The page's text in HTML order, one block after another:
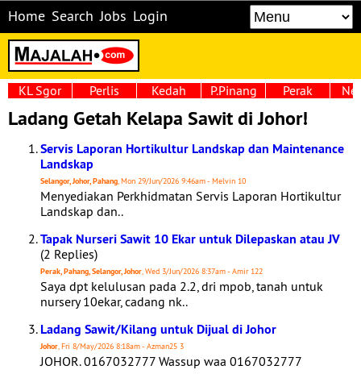
Home Search Jobs Login
KL Sgor Perlis Kedah P.Pinang Perak
Ladang Getah Kelapa Sawit di Johor!
Servis Laporan Hortikultur Landskap dan Maintenance
Landskap
Selangor, Johor, Pahang, Mon 29/Jun/2026 9:46am - Melvin 10
Menyediakan Perkhidmatan Servis Laporan Hortikultur
Landskap dan..
Tapak Nurseri Sawit 10 Ekar untuk Dilepaskan atau JV
(2 Replies)
Perak, Pahang, Selangor, Johor, Wed 3/Jun/2026 8:37am - Amir 122
Saya dpt kelulusan pada 2.2, dri mpob, tanah untuk
nursery 10ekar, cadang nk..
Ladang Sawit/Kilang untuk Dijual di Johor
Johor, Fri 8/May/2026 8:18am - Azman25 3
JOHOR. 0167032777 Wassup waa 0167032777